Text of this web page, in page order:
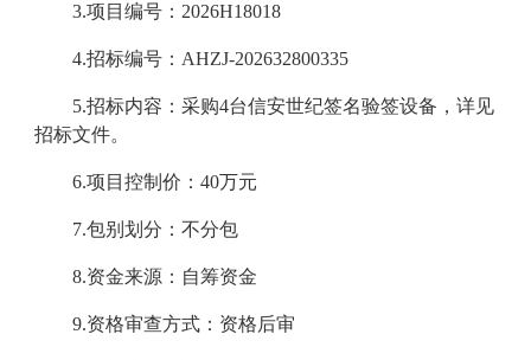
3.项目编号：2026H18018
4.招标编号： AHZJ-202632800335
5.招标内容： 采购4台信安世纪签名验签设备，详见
招标文件。
6.项目控制价： 40万元
7.包别 划分： 不分包
8.资金来源：自筹资金
9.资格审查方式：资格后审